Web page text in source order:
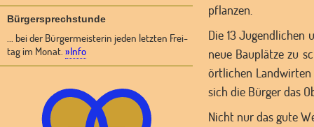
Bürgersprechstunde
... bei der Bürgermeisterin jeden letzten Frei-
tag im Monat. »Info
pflanzen.
Die 13 Jugendlichen
neue Bauplätze zu
örtlichen Landwirten
sich die Bürger das
Nicht nur das gute